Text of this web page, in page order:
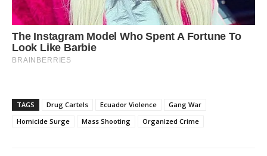
TAGS Drug Cartels Ecuador Violence
Gang War
Homicide Surge
Mass Shooting Organized Crime